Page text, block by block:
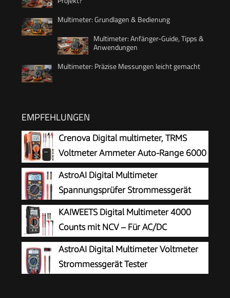
Multimeter: Grundlagen & Bedienung
Multimeter: Anfänger-Guide, Tipps &
Anwendungen
Multimeter: Präzise Messungen leicht gemacht
EMPFEHLUNGEN
Crenova Digital multimeter, TRMS
Voltmeter Ammeter Auto-Range 6000
Zähler Ohmmeter, misst Spannung
Kapazität Temp Wiederstand mit Large LCD-
Anzeige und Hintergrundlicht, for Automotive,
Elektrike
AstroAI Digital Multimeter
Spannungsprüfer Strommessgerät
Tester
KAIWEETS Digital Multimeter 4000
Counts mit NCV – Für AC/DC
Spannung, Strom, Widerstand, Dioden
& Kapazität – Mit LCD Beleuchtung – Ideal für
Elektriker, Kfz & Hausgebrauch Schwarz -
AstroAI Digital Multimeter Voltmeter
Strommessgerät Tester